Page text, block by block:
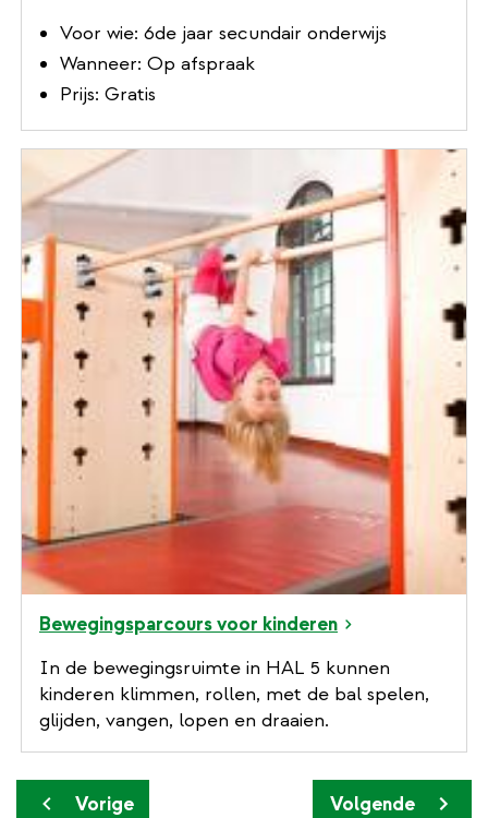
Voor wie: 6de jaar secundair onderwijs
Wanneer: Op afspraak
Prijs: Gratis
Bewegingsparcours voor kinderen
In de bewegingsruimte in HAL 5 kunnen
kinderen klimmen, rollen, met de bal spelen,
glijden, vangen, lopen en draaien.
Paginering
Vorige pagina
Vorige Volgende pagina
Volgende